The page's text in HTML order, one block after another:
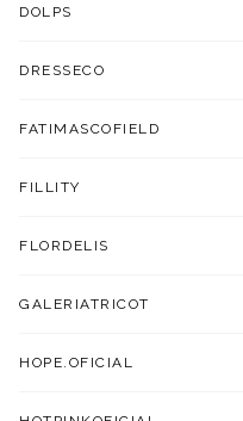
DOLPS
DRESSECO
FATIMASCOFIELD
FILLITY
FLORDELIS
GALERIATRICOT
HOPE.OFICIAL